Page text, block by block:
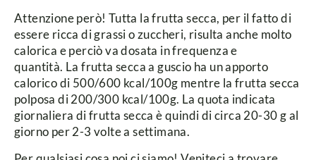
Attenzione però! Tutta la frutta secca, per il fatto di
essere ricca di grassi o zuccheri, risulta anche molto
calorica e perciò va dosata in frequenza e
quantità. La frutta secca a guscio ha un apporto
calorico di 500/600 kcal/100g mentre la frutta secca
polposa di 200/300 kcal/100g. La quota indicata
giornaliera di frutta secca è quindi di circa 20-30 g al
giorno per 2-3 volte a settimana.